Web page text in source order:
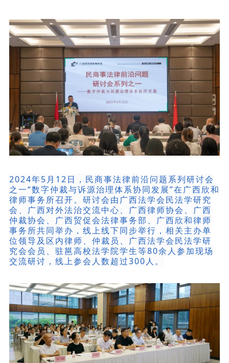
2024年5月12日，民商事法律前沿问题系列研讨会
之一“数字仲裁与诉源治理体系协同发展”在广西欣和
律师事务所召开。研讨会由广西法学会民法学研究
会、广西对外法治交流中心、广西律师协会、广西
仲裁协会、广西贸促会法律事务部、广西欣和律师
事务所共同举办，线上线下同步举行，相关主办单
位领导及区内律师、仲裁员、广西法学会民法学研
究会会员、驻邕高校法学院学生等80余人参加现场
交流研讨，线上参会人数超过300人。